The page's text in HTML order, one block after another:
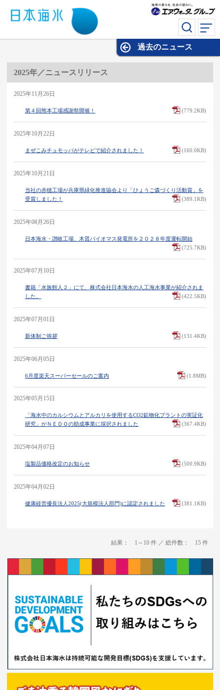
過去のニュース
過去のニュース
2025年／ニュースリリース
2025年11月26日
第４回熊本工場感謝祭開催！ (779.2KB)
2025年10月22日
まぜこみチュモッパがテレビで紹介されました！ (160.0KB)
2025年10月21日
当社の赤穂工場が兵庫県緑化推進協会より「ひょうご森づくり活動賞」を
受賞しました！
(389.1KB)
2025年08月26日
日本海水・讃岐工場、木質バイオマス発電所を２０２８年度運転開始
(725.7KB)
2025年07月10日
書籍「水族館人２」にて、株式会社日本海水の人工海水事業が紹介されま
した。
(422.5KB)
2025年07月01日
新体制ご挨拶 (131.4KB)
2025年06月05日
6月度楽天スーパーセールのご案内 (1.8MB)
2025年05月15日
「海水中のカルシウムとアルカリを使用するCO2鉱物化プラントの実証化
研究」がＮＥＤＯの助成事業に採択されました
(367.4KB)
2025年04月07日
塩製品価格改定のお知らせ (500.9KB)
2025年04月02日
健康経営優良法人2025(大規模法人部門)に認定されました (381.1KB)
結果： 1～10 件 ／ 総件数： 15 件